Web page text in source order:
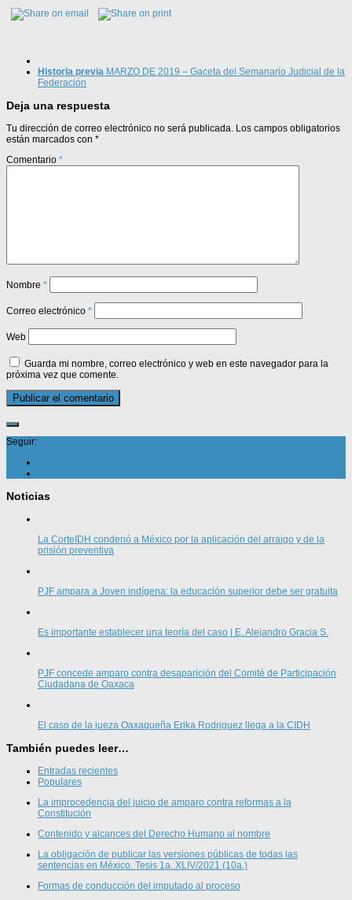
Historia previa MARZO DE 2019 – Gaceta del Semanario Judicial de la
Federación
Deja una respuesta
Tu dirección de correo electrónico no será publicada. Los campos obligatorios
están marcados con *
Comentario *
Nombre *
Correo electrónico *
Web
Guarda mi nombre, correo electrónico y web en este navegador para la
próxima vez que comente.
Seguir:
Noticias
La CorteIDH condenó a México por la aplicación del arraigo y de la
prisión preventiva
PJF ampara a Joven indígena: la educación superior debe ser gratuita
Es importante establecer una teoría del caso | E. Alejandro Gracia S.
PJF concede amparo contra desaparición del Comité de Participación
Ciudadana de Oaxaca
El caso de la jueza Oaxaqueña Erika Rodriguez llega a la CIDH
También puedes leer…
Entradas recientes
Populares
La improcedencia del juicio de amparo contra reformas a la
Constitución
Contenido y alcances del Derecho Humano al nombre
La obligación de publicar las versiones públicas de todas las
sentencias en México. Tesis 1a. XLIV/2021 (10a.)
Formas de conducción del imputado al proceso